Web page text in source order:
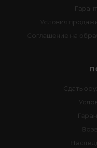
Условия
Соглашение на
Сдать